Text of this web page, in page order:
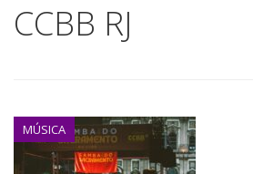
CCBB RJ
MÚSICA